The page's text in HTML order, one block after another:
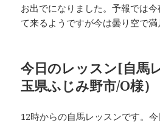
お出でになりました。予報では
て来るようですが今は曇り空で満
今日のレッスン[自馬
玉県ふじみ野市/O様）
12時からの自馬レッスンです。